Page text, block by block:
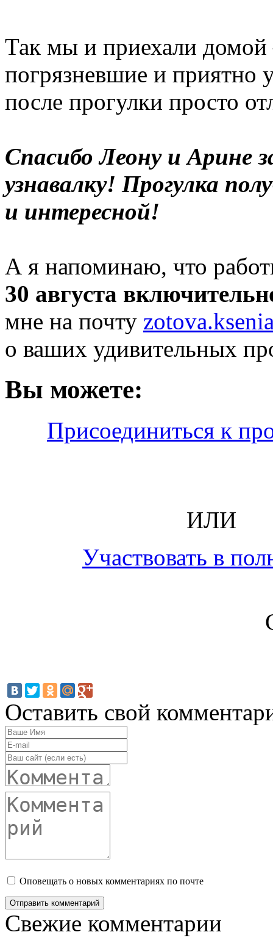
Так мы и приехали
погрязневшие и приятно
после прогулки просто
Спасибо Леону и Арине
узнавалку! Прогулка
и интересной!
А я напоминаю, что
30 августа
мне на почту
о ваших удивительных
Вы можете:
Присоединиться к
ИЛИ
Участвовать в
Оставить свой
Оповещать о новых комментариях по почте
Свежие комментарии